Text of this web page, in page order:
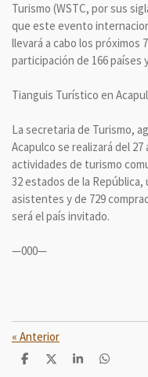
Turismo (WSTC, por sus
que este evento
llevará a cabo los próximos
participación de 166 países
Tianguis Turístico en
La secretaria de Turismo,
Acapulco se realizará del
actividades de turismo
32 estados de la República,
asistentes y de 729
será el país invitado.
—000—
« Anterior
C
C
C
C